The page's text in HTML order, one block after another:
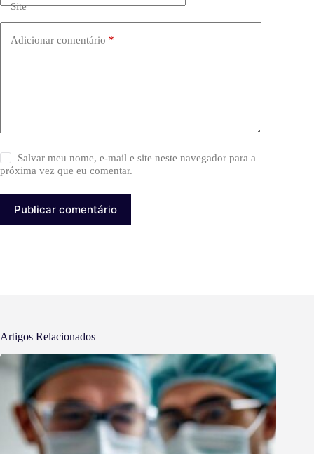
Site
Adicionar comentário *
Salvar meu nome, e-mail e site neste navegador para a
próxima vez que eu comentar.
Publicar comentário
Artigos Relacionados